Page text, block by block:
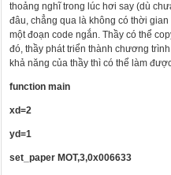
thoảng nghĩ trong lúc hơi say (dù
đâu, chẳng qua là không có thời
một đoạn code ngắn. Thầy có thể
đó, thầy phát triển thành chương
khả năng của thầy thì có thể làm
function main
xd=2
yd=1
set_paper MOT,3,0x006633